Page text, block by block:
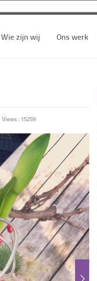
Wie zijn wij Ons werk
Views : 15259